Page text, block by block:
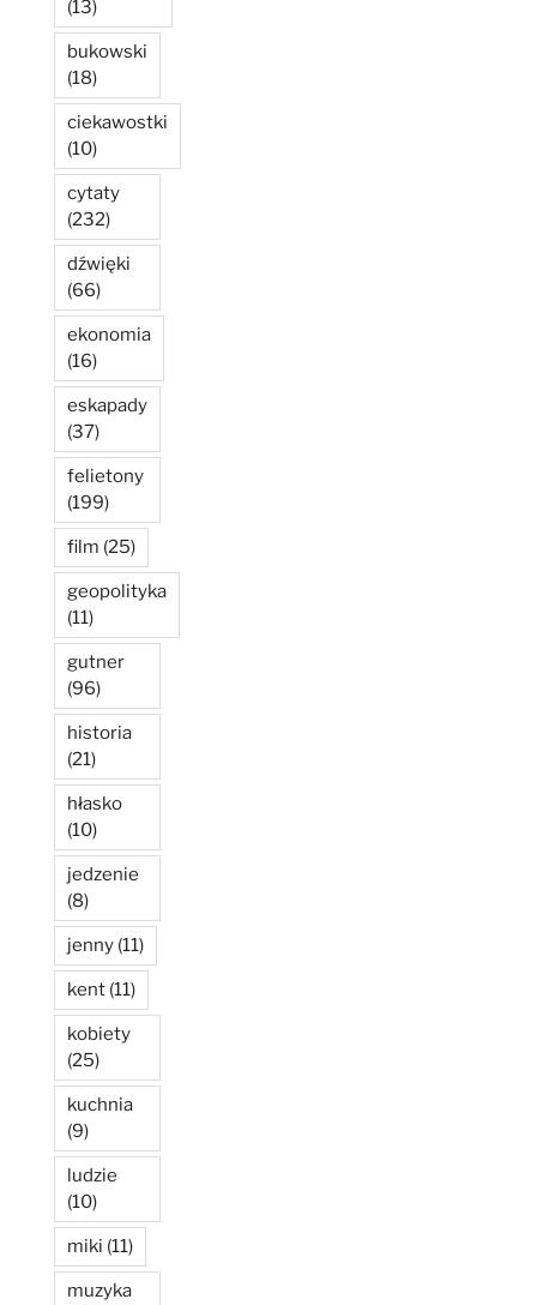
(13)
bukowski
(18)
ciekawostki
(10)
cytaty
(232)
dźwięki
(66)
ekonomia
(16)
eskapady
(37)
felietony
(199)
film (25)
geopolityka
(11)
gutner
(96)
historia
(21)
hłasko
(10)
jedzenie
(8)
jenny (11)
kent (11)
kobiety
(25)
kuchnia
(9)
ludzie
(10)
miki (11)
muzyka